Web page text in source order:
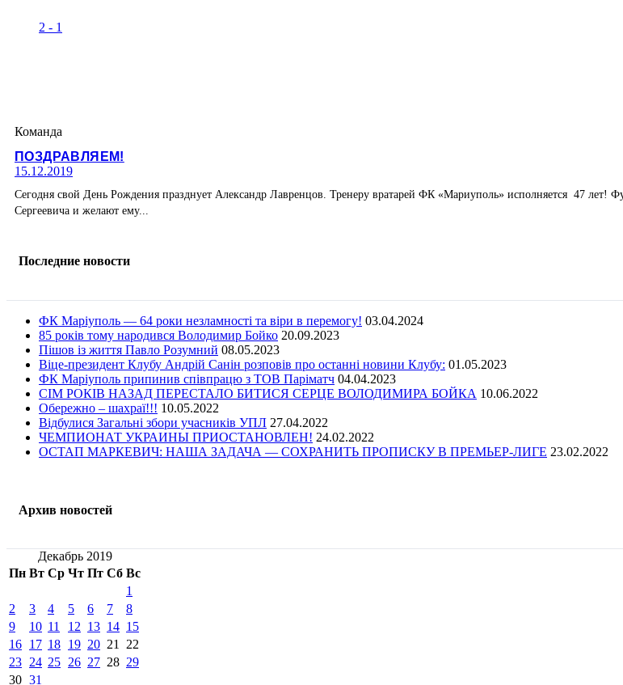
2 - 1
Команда
ПОЗДРАВЛЯЕМ!
15.12.2019
Сегодня свой День Рождения празднует Александр Лавренцов. Тренеру вратарей ФК «Мариуполь» исполняется 47 лет!
Сергеевича и желают ему...
Последние новости
ФК Маріуполь — 64 роки незламності та віри в перемогу! 03.04.2024
85 років тому народився Володимир Бойко 20.09.2023
Пішов із життя Павло Розумний 08.05.2023
Віце-президент Клубу Андрій Санін розповів про останні новини Клубу: 01.05.2023
ФК Маріуполь припинив співпрацю з ТОВ Паріматч 04.04.2023
СІМ РОКІВ НАЗАД ПЕРЕСТАЛО БИТИСЯ СЕРЦЕ ВОЛОДИМИРА БОЙКА 10.06.2022
Обережно – шахраї!!! 10.05.2022
Відбулися Загальні збори учасників УПЛ 27.04.2022
ЧЕМПИОНАТ УКРАИНЫ ПРИОСТАНОВЛЕН! 24.02.2022
ОСТАП МАРКЕВИЧ: НАША ЗАДАЧА — СОХРАНИТЬ ПРОПИСКУ В ПРЕМЬЕР-ЛИГЕ 23.02.2022
Архив новостей
Декабрь 2019
Пн Вт Ср Чт Пт Сб Вс
1
2
3 4 5 6 7
8
9
10 11 12 13 14 15
16 17 18 19 20 21
22
23 24 25 26 27 28 29
30 31